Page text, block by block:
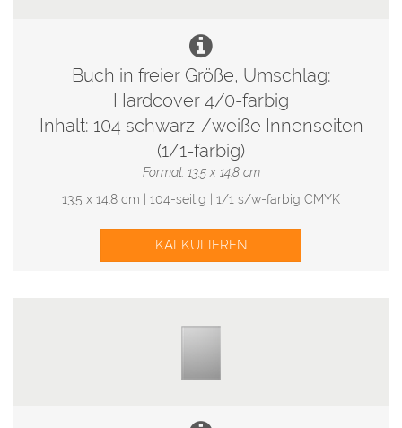
Buch in freier Größe, Umschlag:
Hardcover 4/0-farbig
Inhalt: 104 schwarz-/weiße Innenseiten
(1/1-farbig)
Format: 13.5 x 14.8 cm
13.5 x 14.8 cm | 104-seitig | 1/1 s/w-farbig CMYK
KALKULIEREN